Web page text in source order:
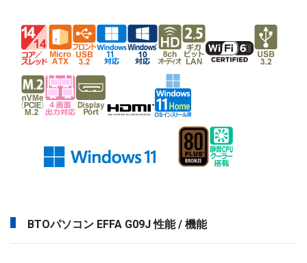
BTOパソコン EFFA G09J 性能 / 機能